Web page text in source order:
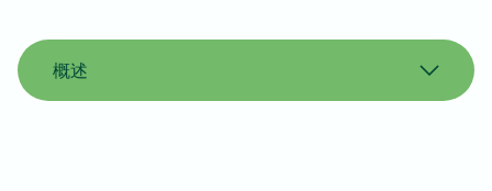
概述